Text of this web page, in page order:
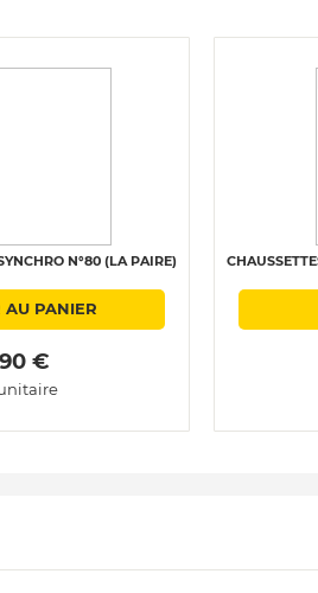
N°80 (LA PAIRE)
AU PANIER
€